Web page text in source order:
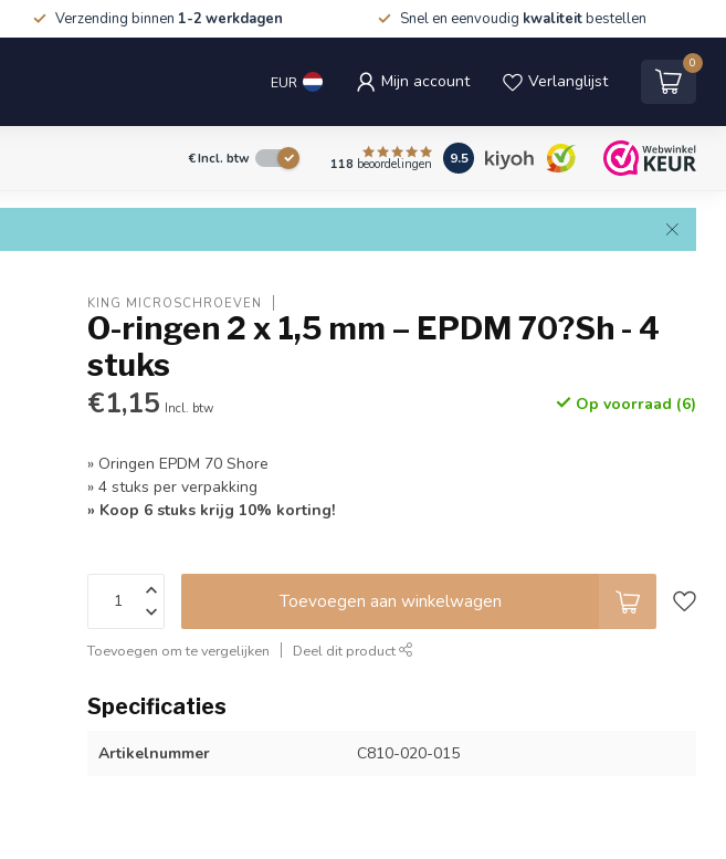
Verzending binnen 1-2 werkdagen Snel en eenvoudig kwaliteitbestellen
EUR Mijn account Verlanglijst
0
€Incl. btw 118 beoordelingen 9.5
KING MICROSCHROEVEN
O-ringen 2 x 1,5 mm – EPDM 70?Sh - 4
stuks
€1,15 Incl. btw Op voorraad (6)
» Oringen EPDM 70 Shore
» 4 stuks per verpakking
» Koop 6 stuks krijg 10% korting!
Toevoegen aan winkelwagen
Toevoegen om te vergelijken Deel dit product
Specificaties
Artikelnummer C810-020-015